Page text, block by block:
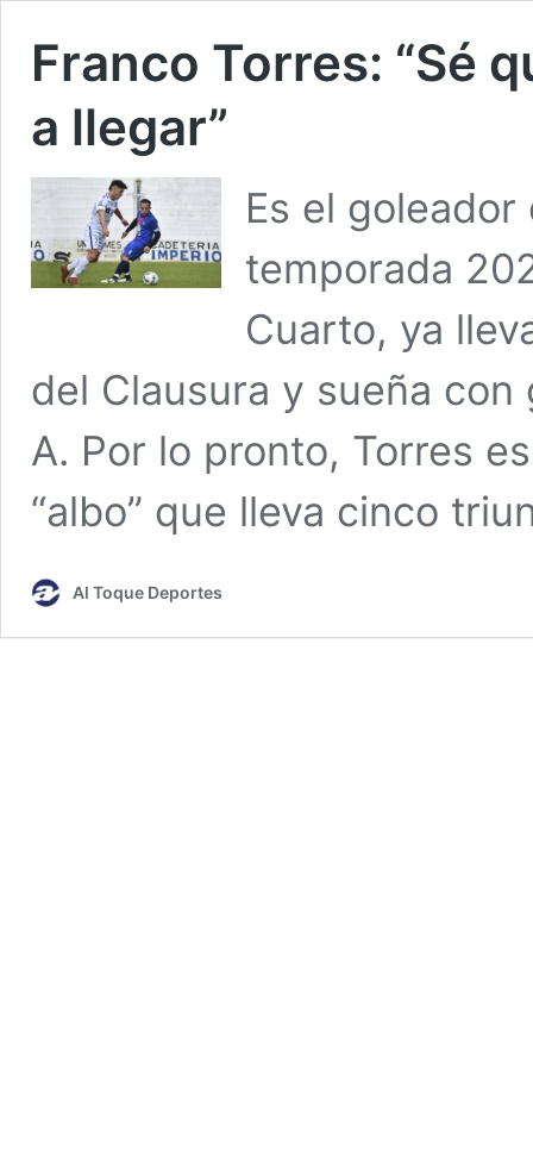
Franco Torres: “Sé
a llegar”
Es el
temporada
Cuarto, ya
del Clausura y sueña
A. Por lo pronto, Torres
“albo” que lleva cinco
Al Toque Deportes